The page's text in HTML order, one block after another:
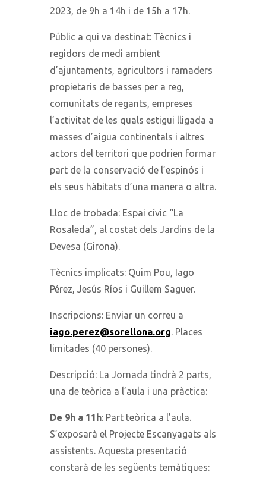
2023, de 9h a 14h i de 15h a 17h.
Públic a qui va destinat: Tècnics i
regidors de medi ambient
d’ajuntaments, agricultors i ramaders
propietaris de basses per a reg,
comunitats de regants, empreses
l’activitat de les quals estigui lligada a
masses d’aigua continentals i altres
actors del territori que podrien formar
part de la conservació de l’espinós i
els seus hàbitats d’una manera o altra.
Lloc de trobada: Espai cívic “La
Rosaleda”, al costat dels Jardins de la
Devesa (Girona).
Tècnics implicats: Quim Pou, Iago
Pérez, Jesús Ríos i Guillem Saguer.
Inscripcions: Enviar un correu a
iago.perez@sorellona.org. Places
limitades (40 persones).
Descripció: La Jornada tindrà 2 parts,
una de teòrica a l’aula i una pràctica:
De 9h a 11h: Part teòrica a l’aula.
S’exposarà el Projecte Escanyagats als
assistents. Aquesta presentació
constarà de les següents temàtiques: